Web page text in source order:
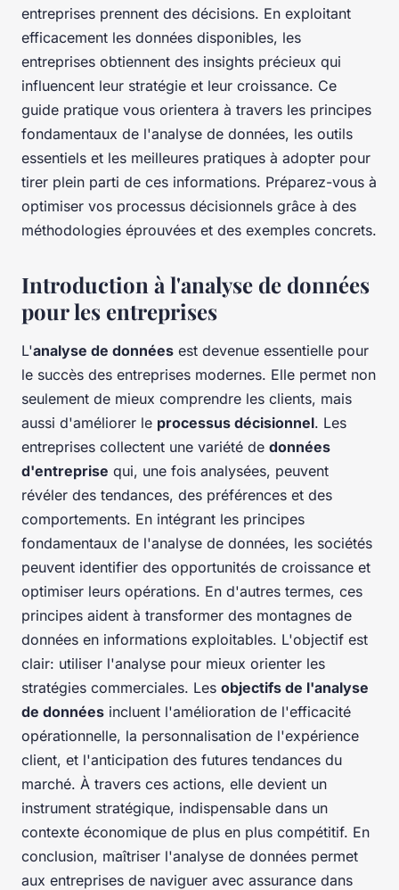
entreprises prennent des décisions. En exploitant
efficacement les données disponibles, les
entreprises obtiennent des insights précieux qui
influencent leur stratégie et leur croissance. Ce
guide pratique vous orientera à travers les principes
fondamentaux de l'analyse de données, les outils
essentiels et les meilleures pratiques à adopter pour
tirer plein parti de ces informations. Préparez-vous à
optimiser vos processus décisionnels grâce à des
méthodologies éprouvées et des exemples concrets.
Introduction à l'analyse de données
pour les entreprises
L'analyse de données est devenue essentielle pour
le succès des entreprises modernes. Elle permet non
seulement de mieux comprendre les clients, mais
aussi d'améliorer le processus décisionnel. Les
entreprises collectent une variété de données
d'entreprise qui, une fois analysées, peuvent
révéler des tendances, des préférences et des
comportements. En intégrant les principes
fondamentaux de l'analyse de données, les sociétés
peuvent identifier des opportunités de croissance et
optimiser leurs opérations. En d'autres termes, ces
principes aident à transformer des montagnes de
données en informations exploitables. L'objectif est
clair: utiliser l'analyse pour mieux orienter les
stratégies commerciales. Les objectifs de l'analyse
de données incluent l'amélioration de l'efficacité
opérationnelle, la personnalisation de l'expérience
client, et l'anticipation des futures tendances du
marché. À travers ces actions, elle devient un
instrument stratégique, indispensable dans un
contexte économique de plus en plus compétitif. En
conclusion, maîtriser l'analyse de données permet
aux entreprises de naviguer avec assurance dans